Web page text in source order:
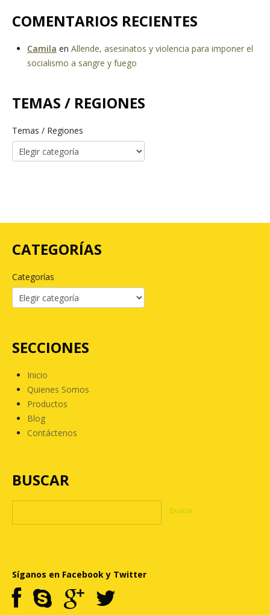
COMENTARIOS RECIENTES
Camila en Allende, asesinatos y violencia para imponer el
socialismo a sangre y fuego
TEMAS / REGIONES
Temas / Regiones
CATEGORÍAS
Categorías
SECCIONES
Inicio
Quienes Somos
Productos
Blog
Contáctenos
BUSCAR
Síganos en Facebook y Twitter